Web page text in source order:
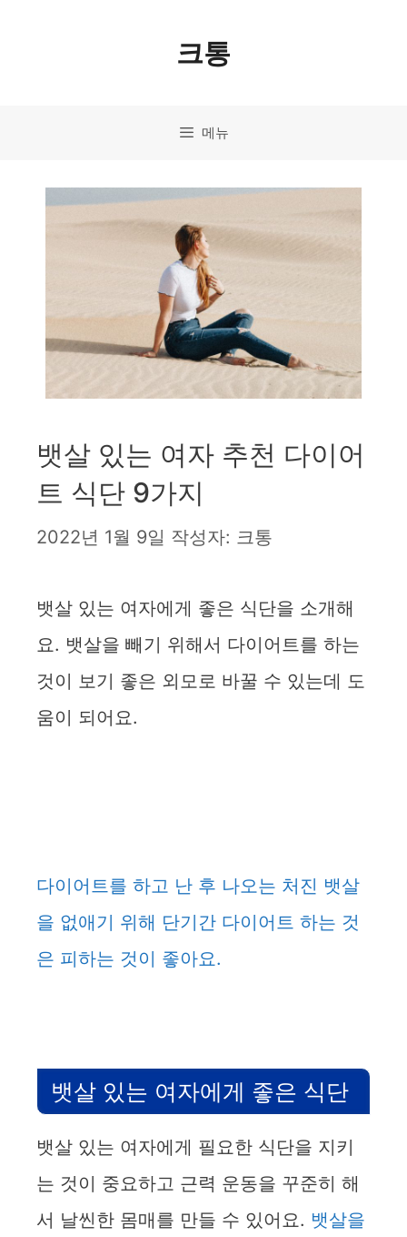
크통
메뉴
뱃살 있는 여자 추천 다이어
트 식단 9가지
2022년 1월 9일 작성자: 크통
뱃살 있는 여자에게 좋은 식단을 소개해
요. 뱃살을 빼기 위해서 다이어트를 하는
것이 보기 좋은 외모로 바꿀 수 있는데 도
움이 되어요.
다이어트를 하고 난 후 나오는 처진 뱃살
을 없애기 위해 단기간 다이어트 하는 것
은 피하는 것이 좋아요.
뱃살 있는 여자에게 좋은 식단
뱃살 있는 여자에게 필요한 식단을 지키
는 것이 중요하고 근력 운동을 꾸준히 해
서 날씬한 몸매를 만들 수 있어요. 뱃살을